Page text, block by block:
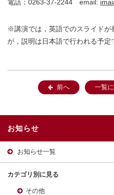
電話：0263-37-2244 email:
※講演では，英語でのスライドが
が，説明は日本語で行われる予定
前へ 一覧
お知らせ
お知らせ一覧
カテゴリ別に見る
その他